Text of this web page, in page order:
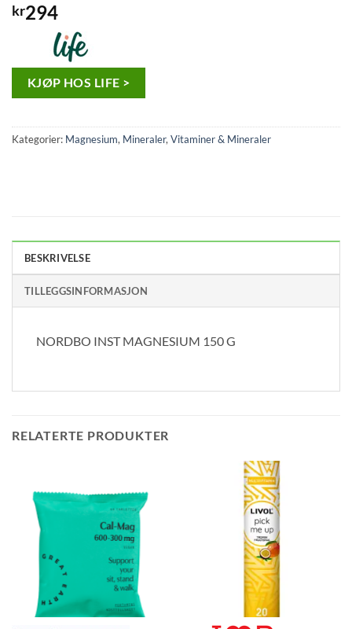
kr294
KJØP HOS LIFE >
Kategorier: Magnesium, Mineraler,Vitaminer & Mineraler
BESKRIVELSE
TILLEGGSINFORMASJON
NORDBO INST MAGNESIUM 150 G
RELATERTE PRODUKTER